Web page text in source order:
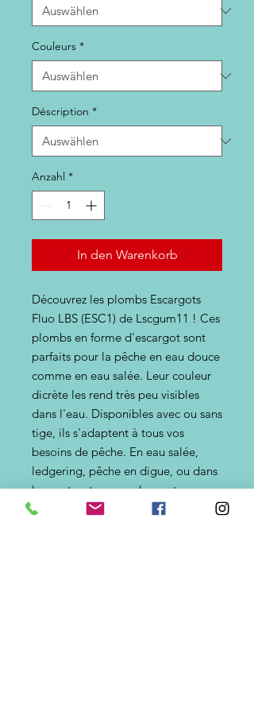
Couleurs *
Déscription *
Anzahl *
In den Warenkorb
Découvrez les plombs Escargots
Fluo LBS (ESC1) de Lscgum11 ! Ces
plombs en forme d'escargot sont
parfaits pour la pêche en eau douce
comme en eau salée. Leur couleur
dicrète les rend très peu visibles
dans l'eau. Disponibles avec ou sans
tige, ils s'adaptent à tous vos
besoins de pêche. En eau salée,
ledgering, pêche en digue, ou dans
les ports, et en eau douce, traque
notament de la carpe en stalking.